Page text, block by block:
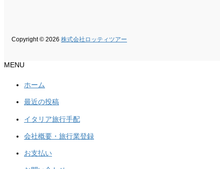
Copyright © 2026 株式会社ロッティツアー
MENU
ホーム
最近の投稿
イタリア旅行手配
会社概要・旅行業登録
お支払い